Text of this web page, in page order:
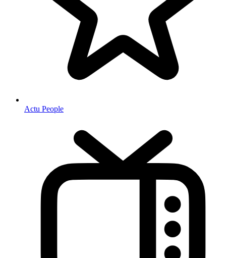
Actu People